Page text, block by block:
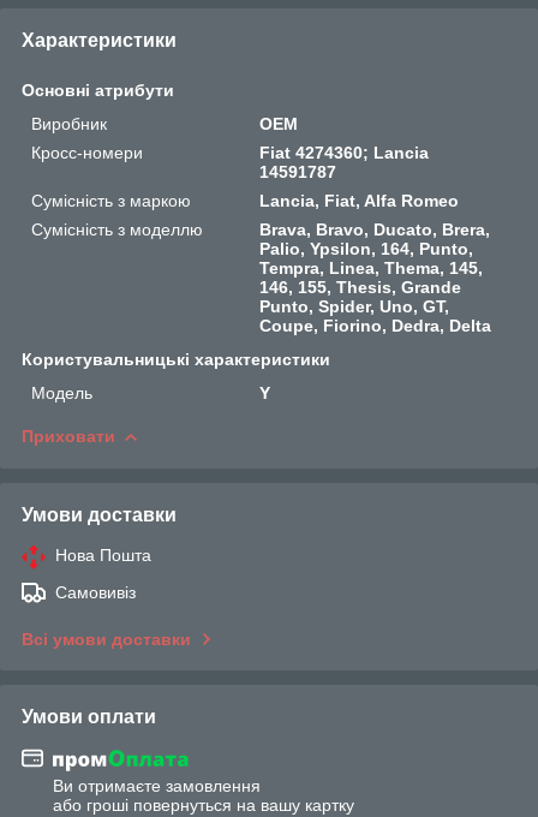
Характеристики
Основні атрибути
Виробник
OEM
Кросс-номери
Fiat 4274360; Lancia
14591787
Сумісність з маркою
Lancia, Fiat, Alfa Romeo
Сумісність з моделлю
Brava, Bravo, Ducato, Brera,
Palio, Ypsilon, 164, Punto,
Tempra, Linea, Thema, 145,
146, 155, Thesis, Grande
Punto, Spider, Uno, GT,
Coupe, Fiorino, Dedra, Delta
Користувальницькі характеристики
Мoдель
Y
Приховати
Умови доставки
Нова Пошта
Самовивіз
Всі умови доставки
Умови оплати
Ви отримаєте замовлення
або гроші повернуться на вашу картку